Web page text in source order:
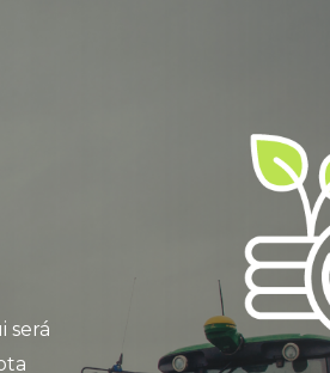
será